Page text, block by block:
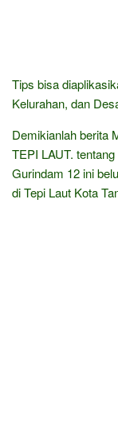
Tips bisa
Kelurahan, dan
Demikianlah berita
TEPI LAUT.
Gurindam 12 ini
di Tepi Laut Kota